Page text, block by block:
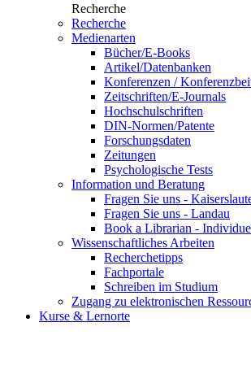
Recherche
Recherche
Medienarten
Bücher/E-Books
Artikel/Datenbanken
Konferenzen /
Zeitschriften/E-Journals
Hochschulschriften
DIN-Normen/Patente
Forschungsdaten
Zeitungen
Psychologische Tests
Information und Beratung
Fragen Sie uns -
Fragen Sie uns - Landau
Book a Librarian -
Wissenschaftliches Arbeiten
Recherchetipps
Fachportale
Schreiben im Studium
Zugang zu elektronischen
Kurse & Lernorte